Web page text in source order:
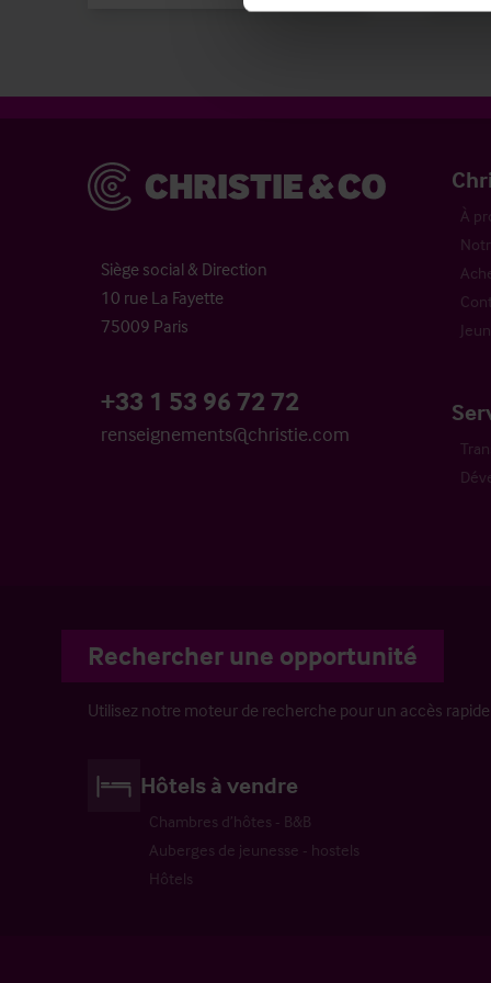
Christie & Co
Siège social & Direction
10 rue La Fayette
75009 Paris
+33 1 53 96 72 72
renseignements@christie.com
À
Rechercher une opportunité
Utilisez notre moteur de recherche pour un accès rapide
Hôtels à vendre
Chambres d’hôtes - B&B
Auberges de jeunesse - hostels
Hôtels